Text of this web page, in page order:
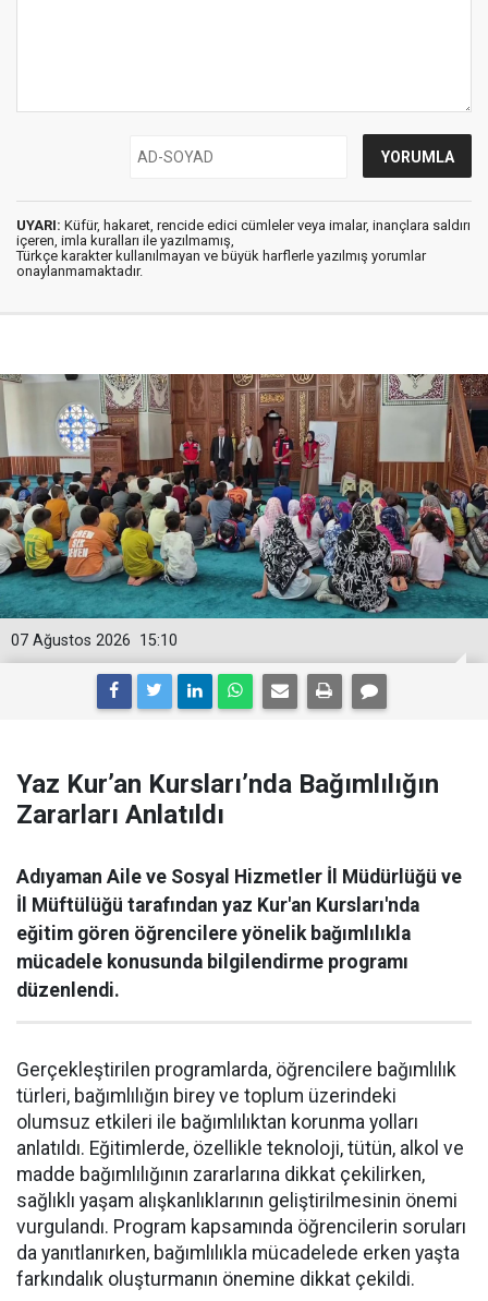
UYARI: Küfür, hakaret, rencide edici cümleler veya imalar, inançlara saldırı
içeren, imla kuralları ile yazılmamış,
Türkçe karakter kullanılmayan ve büyük harflerle yazılmış yorumlar
onaylanmamaktadır.
15:10
07 Ağustos 2026
Yaz Kur’an Kursları’nda Bağımlılığın
Zararları Anlatıldı
Adıyaman Aile ve Sosyal Hizmetler İl Müdürlüğü ve
İl Müftülüğü tarafından yaz Kur'an Kursları'nda
eğitim gören öğrencilere yönelik bağımlılıkla
mücadele konusunda bilgilendirme programı
düzenlendi.
Gerçekleştirilen programlarda, öğrencilere bağımlılık
türleri, bağımlılığın birey ve toplum üzerindeki
olumsuz etkileri ile bağımlılıktan korunma yolları
anlatıldı. Eğitimlerde, özellikle teknoloji, tütün, alkol ve
madde bağımlılığının zararlarına dikkat çekilirken,
sağlıklı yaşam alışkanlıklarının geliştirilmesinin önemi
vurgulandı. Program kapsamında öğrencilerin soruları
da yanıtlanırken, bağımlılıkla mücadelede erken yaşta
farkındalık oluşturmanın önemine dikkat çekildi.